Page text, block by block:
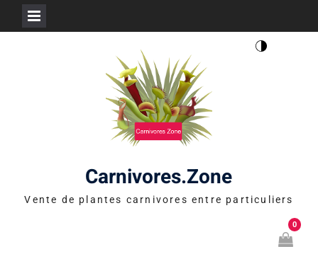
Carnivores.Zone
Vente de plantes carnivores entre particuliers
0